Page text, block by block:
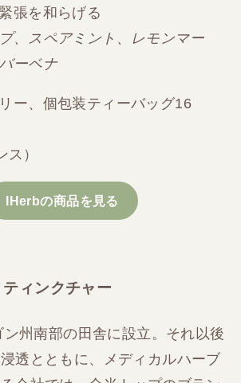
張を和らげる
、スペアミント、レモンマー
ーベナ
ー、個包装ティーバッグ16
）
IHerbの商品を見る
ィンクチャー
州南部の田舎に設立。それ以後
透とともに、メディカルハーブ